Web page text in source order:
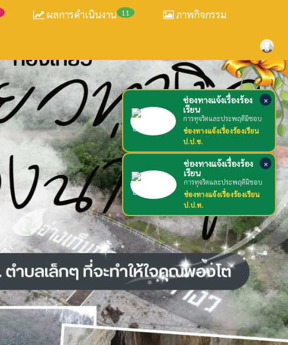
11
ผลการดำเนินงาน ภาพกิจกรรม
×
ช่องทางแจ้งเรื่องร้อง
เรียน
การทุจริตและประพฤติมิชอบ
ช่องทางแจ้งเรื่องร้องเรียน
ป.ป.ช.
×
ช่องทางแจ้งเรื่องร้อง
เรียน
การทุจริตและประพฤติมิชอบ
ช่องทางแจ้งเรื่องร้องเรียน
ป.ป.ท.